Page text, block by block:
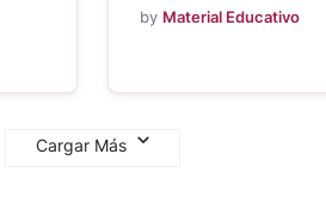
by Material Educativo
Cargar Más